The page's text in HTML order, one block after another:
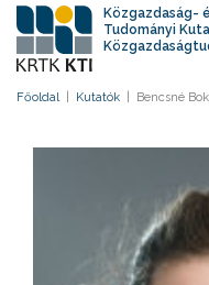
Közgazdaság-
Tudományi
Főoldal Kutatók Bencsné